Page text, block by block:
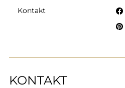
KONTAKT
Kontakt